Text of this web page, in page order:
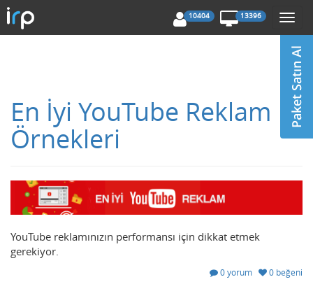
10404 13396
En İyi YouTube Reklam
Örnekleri
YouTube reklamınızın performansı için dikkat etmek
gerekiyor.
0 yorum 0 beğeni